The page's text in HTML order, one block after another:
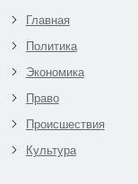
Главная
Политика
Экономика
Право
Происшествия
Культура